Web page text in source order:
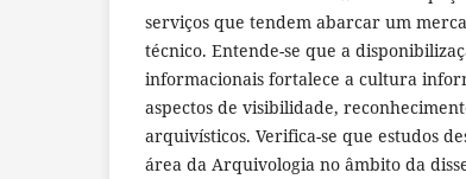
serviços que tendem abarcar um
técnico. Entende-se que a
informacionais fortalece a cultura
aspectos de visibilidade,
arquivísticos. Verifica-se que estudos
área da Arquivologia no âmbito da